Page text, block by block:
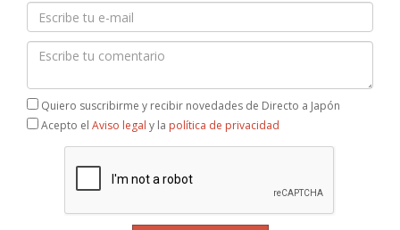
Quiero suscribirme y recibir novedades de Directo a Japón
Acepto el Aviso legal y la política de privacidad